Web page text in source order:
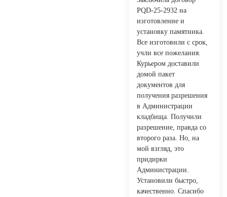
PQD-25-2932 на
изготовление и
установку памятника.
Все изготовили с срок,
учли все пожелания.
Курьером доставили
домой пакет
документов для
получения разрешения
в Администрации
кладбища. Получили
разрешение, правда со
второго раза. Но, на
мой взгляд, это
придирки
Администрации.
Установили быстро,
качественно. Спасибо